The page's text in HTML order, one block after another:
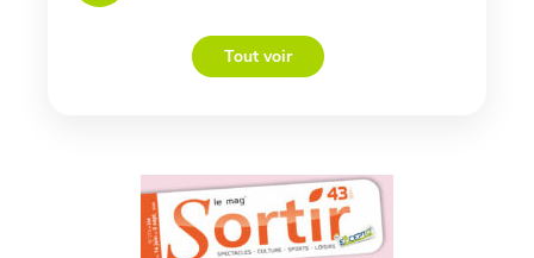
Tout voir